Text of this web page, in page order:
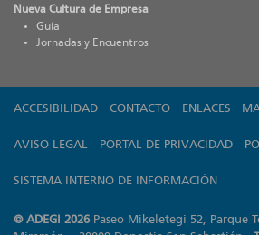
Nueva Cultura de Empresa
Guía
Jornadas y Encuentros
ACCESIBILIDAD CONTACTO ENLACES
AVISO LEGAL PORTAL DE PRIVACIDAD
SISTEMA INTERNO DE INFORMACIÓN
© ADEGI 2026 Paseo Mikeletegi 52, Parque